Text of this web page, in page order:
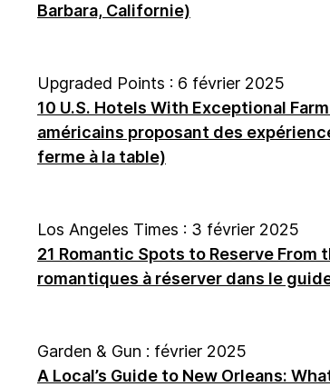
Barbara, Californie)
Upgraded Points : 6 février 2025
10 U.S. Hotels With Exceptional
américains proposant des
ferme à la table)
Los Angeles Times : 3 février 2025
21 Romantic Spots to Reserve
romantiques à réserver dans le
Garden & Gun : février 2025
A Local’s Guide to New Orleans: